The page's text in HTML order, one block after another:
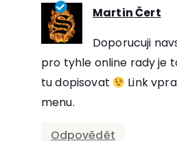
Martin Čert
Doporucuji
pro tyhle online rady je
tu dopisovat
Link
menu.
Odpovědět